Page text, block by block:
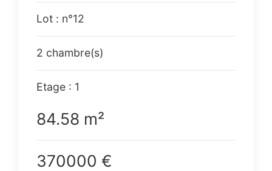
Lot : n°12
2 chambre(s)
Etage : 1
84.58 m²
370000 €